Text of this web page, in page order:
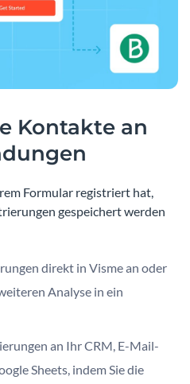
Kontakte an
Formular registriert hat,
gespeichert werden
direkt in Visme an oder
Analyse in ein
an Ihr CRM, E-Mail-
Sheets, indem Sie die